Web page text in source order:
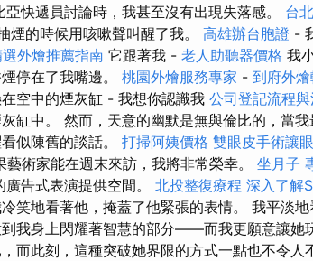
快遞員討論時，我甚至沒有出現失落感。 台
的時候用咳嗽聲叫醒了我。 高雄辦台胞證 -
外燴推薦指南 它跟著我 - 老人助聽器價格 我
停在了我嘴邊。 桃園外燴服務專家 - 到府外
空中的煙灰缸 - 我想你認識我 公司登記流程
缸中。 然而，天意的幽默是無與倫比的，當
似陳舊的談話。 打掃阿姨價格 雙眼皮手術讓
藝術家能在週末來訪，我將非常榮幸。 坐月子
告式表演提供空間。 北投整復療程 深入了解
笑地看著他，掩蓋了他緊張的表情。 我平淡地
我身上閃耀著智慧的部分——而我更願意讓她
而此刻，這種突破她界限的方式一點也不令人